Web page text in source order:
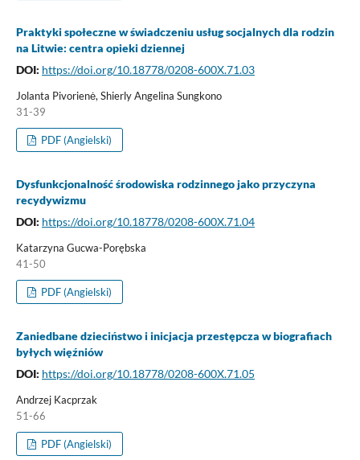
Praktyki społeczne w świadczeniu usług socjalnych dla rodzin
na Litwie: centra opieki dziennej
DOI: https://doi.org/10.18778/0208-600X.71.03
Jolanta Pivorienė, Shierly Angelina Sungkono
31-39
PDF (Angielski)
Dysfunkcjonalność środowiska rodzinnego jako przyczyna
recydywizmu
DOI: https://doi.org/10.18778/0208-600X.71.04
Katarzyna Gucwa-Porębska
41-50
PDF (Angielski)
Zaniedbane dzieciństwo i inicjacja przestępcza w biografiach
byłych więźniów
DOI: https://doi.org/10.18778/0208-600X.71.05
Andrzej Kacprzak
51-66
PDF (Angielski)